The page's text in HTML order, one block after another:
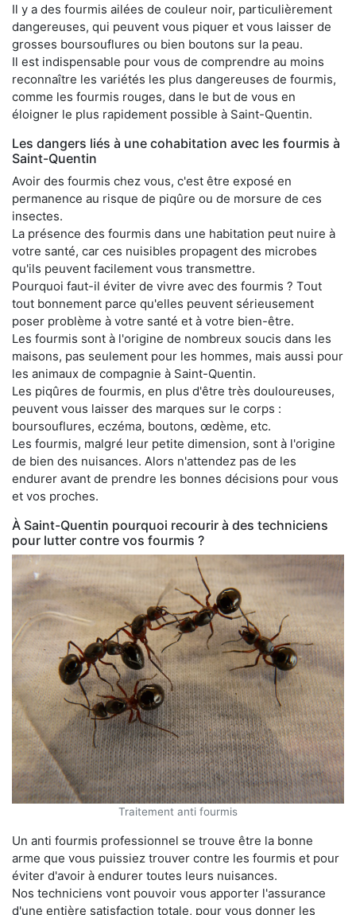
Il y a des fourmis ailées de couleur noir, particulièrement
dangereuses, qui peuvent vous piquer et vous laisser de
grosses boursouflures ou bien boutons sur la peau.
Il est indispensable pour vous de comprendre au moins
reconnaître les variétés les plus dangereuses de fourmis,
comme les fourmis rouges, dans le but de vous en
éloigner le plus rapidement possible à Saint-Quentin.
Les dangers liés à une cohabitation avec les fourmis à
Saint-Quentin
Avoir des fourmis chez vous, c'est être exposé en
permanence au risque de piqûre ou de morsure de ces
insectes.
La présence des fourmis dans une habitation peut nuire à
votre santé, car ces nuisibles propagent des microbes
qu'ils peuvent facilement vous transmettre.
Pourquoi faut-il éviter de vivre avec des fourmis ? Tout
tout bonnement parce qu'elles peuvent sérieusement
poser problème à votre santé et à votre bien-être.
Les fourmis sont à l'origine de nombreux soucis dans les
maisons, pas seulement pour les hommes, mais aussi pour
les animaux de compagnie à Saint-Quentin.
Les piqûres de fourmis, en plus d'être très douloureuses,
peuvent vous laisser des marques sur le corps :
boursouflures, eczéma, boutons, œdème, etc.
Les fourmis, malgré leur petite dimension, sont à l'origine
de bien des nuisances. Alors n'attendez pas de les
endurer avant de prendre les bonnes décisions pour vous
et vos proches.
À Saint-Quentin pourquoi recourir à des techniciens
pour lutter contre vos fourmis ?
Traitement anti fourmis
Un anti fourmis professionnel se trouve être la bonne
arme que vous puissiez trouver contre les fourmis et pour
éviter d'avoir à endurer toutes leurs nuisances.
Nos techniciens vont pouvoir vous apporter l'assurance
d'une entière satisfaction totale, pour vous donner les